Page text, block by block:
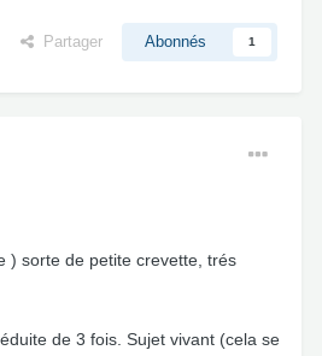
Partager Abonnés 1
) sorte de petite crevette, trés
de 3 fois. Sujet vivant (cela se